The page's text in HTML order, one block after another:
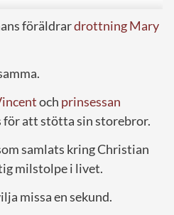
föräldrardrottning Mary
och prinsessan
för att stötta sin storebror.
samlats kring Christian
milstolpe i livet.
missa en sekund.